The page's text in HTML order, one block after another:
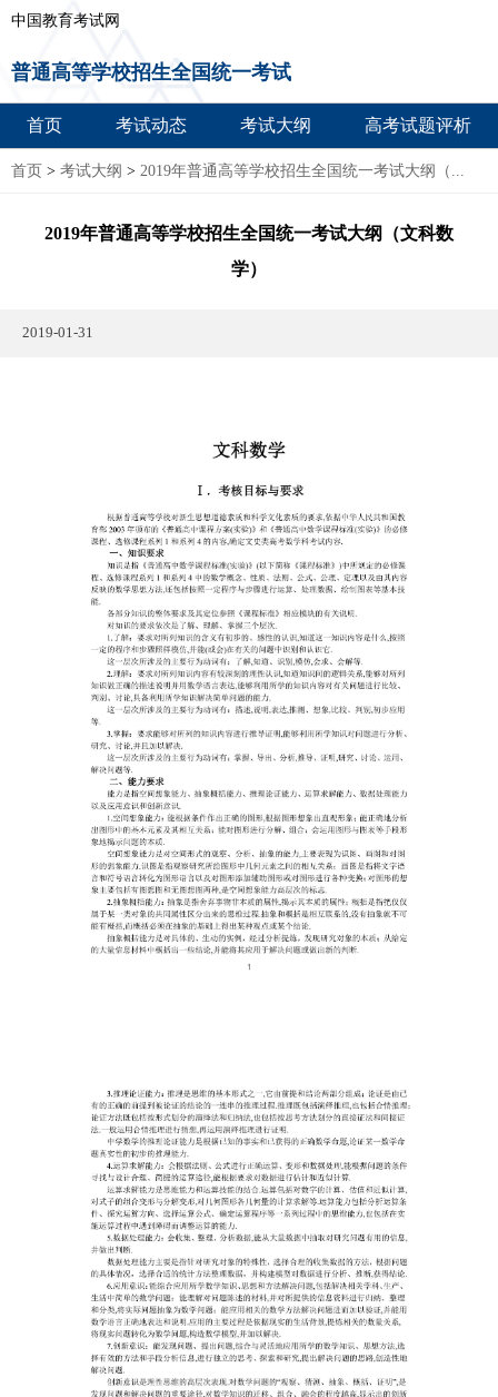
中国教育考试网
普通高等学校招生全国统一考试
首页 考试动态 考试大纲 高考试题评析
首页 > 考试大纲 > 2019年普通高等学校招生全国统一考试大纲（...
2019年普通高等学校招生全国统一考试大纲（文科数
学）
2019-01-31